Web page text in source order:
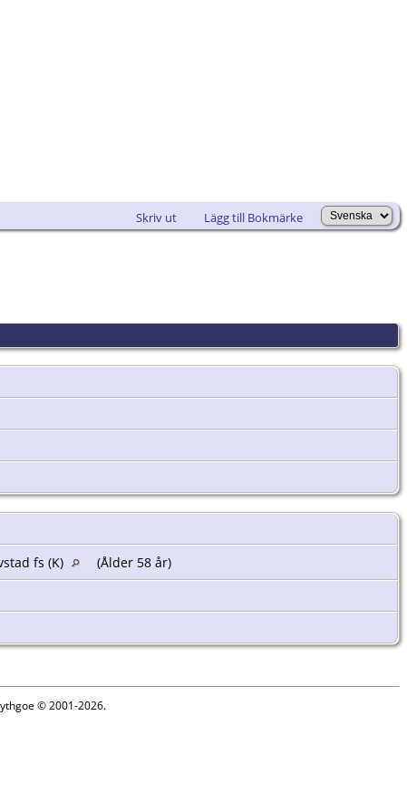
Skriv ut Lägg till Bokmärke
fs (K)
(Ålder 58 år)
© 2001-2026.